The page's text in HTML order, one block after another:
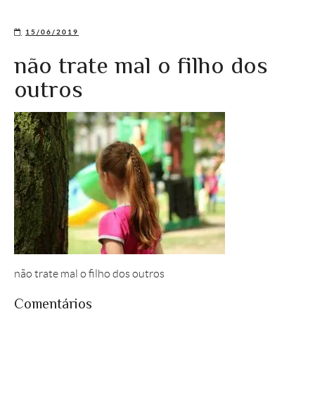
15/06/2019
não trate mal o filho dos
outros
não trate mal o filho dos outros
Comentários